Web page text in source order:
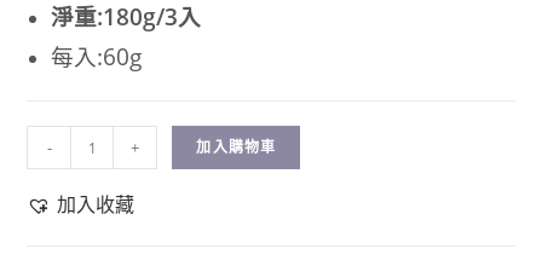
淨重:180g/3入
每入:60g
- + 加入購物車
加入收藏